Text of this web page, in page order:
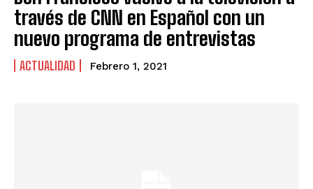
través de CNN en Español con un
nuevo programa de entrevistas
ACTUALIDAD Febrero 1, 2021